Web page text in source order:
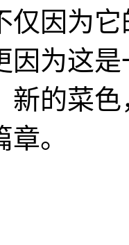
仅因为
因为这
新的菜
。